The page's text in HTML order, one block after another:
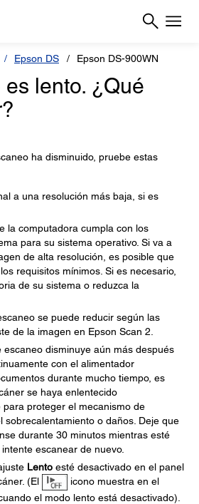
Epson DS Epson DS-900WN
lento. ¿Qué
ha disminuido, pruebe estas
a una resolución más baja, si es
la computadora cumpla con los
para su sistema operativo. Si va a
de alta resolución, es posible que
requisitos mínimos. Si es necesario,
de su sistema o reduzca la
se puede reducir según las
de la imagen en Epson Scan 2.
escaneo disminuye aún más después
con el alimentador
durante mucho tiempo, es
se haya enlentecido
para proteger el mecanismo de
sobrecalentamiento o daños. Deje que
durante 30 minutos mientras esté
escanear de nuevo.
Lento esté desactivado en el panel
(El
icono muestra en el
el modo lento está desactivado).